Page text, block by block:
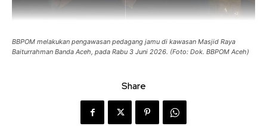
BBPOM melakukan pengawasan pedagang jamu di kawasan Masjid Raya
Baiturrahman Banda Aceh, pada Rabu 3 Juni 2026. (Foto: Dok. BBPOM Aceh)
Share